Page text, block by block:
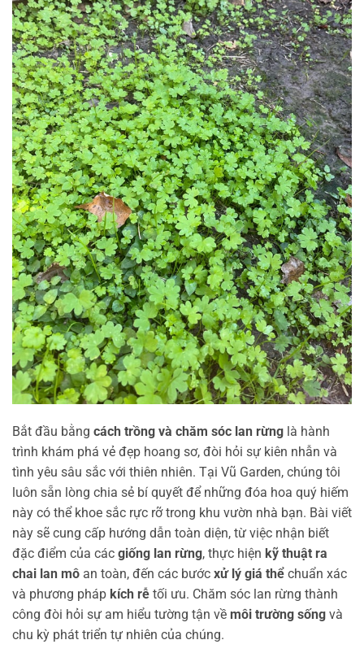
Bắt đầu bằng cách trồng và chăm sóc lan rừng là hành
trình khám phá vẻ đẹp hoang sơ, đòi hỏi sự kiên nhẫn và
tình yêu sâu sắc với thiên nhiên. Tại Vũ Garden, chúng tôi
luôn sẵn lòng chia sẻ bí quyết để những đóa hoa quý hiếm
này có thể khoe sắc rực rỡ trong khu vườn nhà bạn. Bài viết
này sẽ cung cấp hướng dẫn toàn diện, từ việc nhận biết
đặc điểm của các giống lan rừng, thực hiện kỹ thuật ra
chai lan mô an toàn, đến các bước xử lý giá thể chuẩn xác
và phương pháp kích rễ tối ưu. Chăm sóc lan rừng thành
công đòi hỏi sự am hiểu tường tận về môi trường sống và
chu kỳ phát triển tự nhiên của chúng.